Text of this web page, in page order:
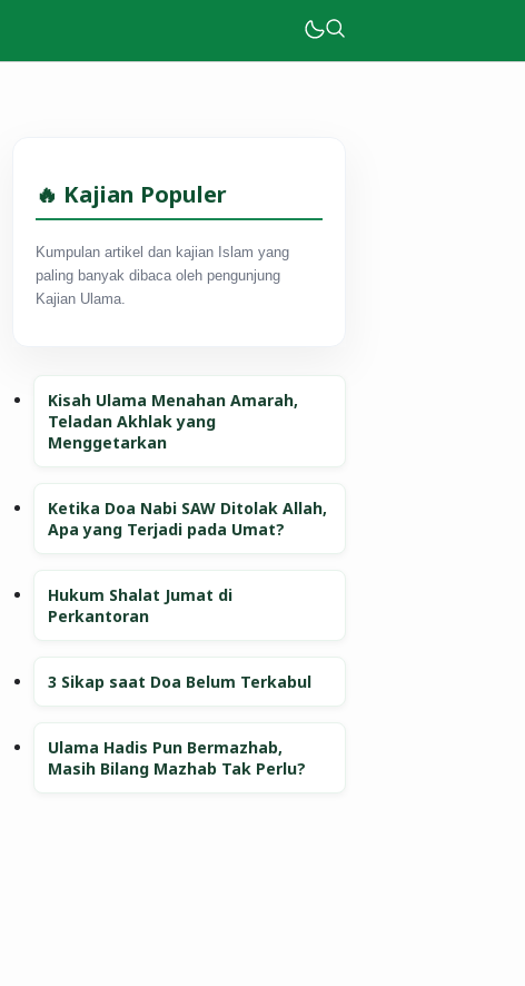
🔥 Kajian Populer
Kumpulan artikel dan kajian Islam yang
paling banyak dibaca oleh pengunjung
Kajian Ulama.
Kisah Ulama Menahan Amarah,
Teladan Akhlak yang
Menggetarkan
Ketika Doa Nabi SAW Ditolak Allah,
Apa yang Terjadi pada Umat?
Hukum Shalat Jumat di
Perkantoran
3 Sikap saat Doa Belum Terkabul
Ulama Hadis Pun Bermazhab,
Masih Bilang Mazhab Tak Perlu?